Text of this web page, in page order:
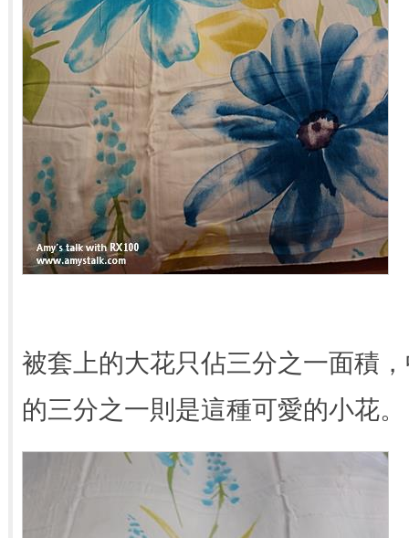
被套上的大花只佔三分之一面積
的三分之一則是這種可愛的小花。